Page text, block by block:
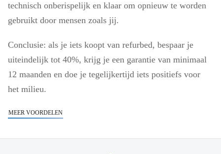
technisch onberispelijk en klaar om opnieuw te worden
gebruikt door mensen zoals jij.
Conclusie: als je iets koopt van refurbed, bespaar je
uiteindelijk tot 40%, krijg je een garantie van minimaal
12 maanden en doe je tegelijkertijd iets positiefs voor
het milieu.
MEER VOORDELEN